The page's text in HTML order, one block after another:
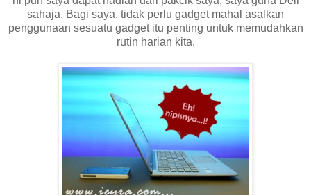
sahaja. Bagi saya, tidak perlu gadget mahal asalkan
penggunaan sesuatu gadget itu penting untuk memudahkan
rutin harian kita.